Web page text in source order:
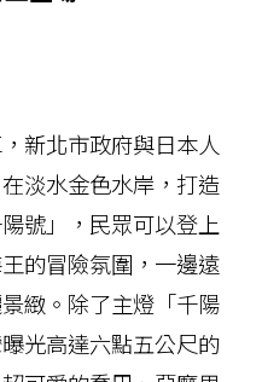
新北市政府與日本人
淡水金色水岸，打造
號」，民眾可以登上
的冒險氛圍，一邊遠
緻。除了主燈「千陽
光高達六點五公尺的